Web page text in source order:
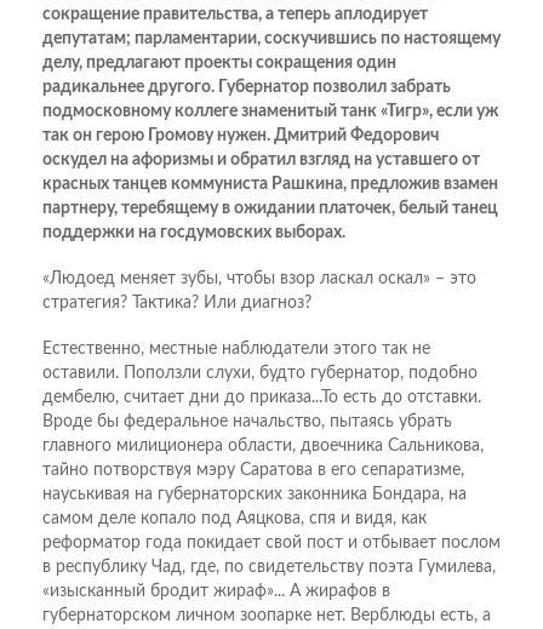
сокращение правительства, а теперь аплодирует
депутатам; парламентарии, соскучившись по настоящему
делу, предлагают проекты сокращения один
радикальнее другого. Губернатор позволил забрать
подмосковному коллеге знаменитый танк «Тигр», если уж
так он герою Громову нужен. Дмитрий Федорович
оскудел на афоризмы и обратил взгляд на уставшего от
красных танцев коммуниста Рашкина, предложив взамен
партнеру, теребящему в ожидании платочек, белый танец
поддержки на госдумовских выборах.
«Людоед меняет зубы, чтобы взор ласкал оскал» – это
стратегия? Тактика? Или диагноз?
Естественно, местные наблюдатели этого так не
оставили. Поползли слухи, будто губернатор, подобно
дембелю, считает дни до приказа...То есть до отставки.
Вроде бы федеральное начальство, пытаясь убрать
главного милиционера области, двоечника Сальникова,
тайно потворствуя мэру Саратова в его сепаратизме,
науськивая на губернаторских законника Бондара, на
самом деле копало под Аяцкова, спя и видя, как
реформатор года покидает свой пост и отбывает послом
в республику Чад, где, по свидетельству поэта Гумилева,
«изысканный бродит жираф»... А жирафов в
губернаторском личном зоопарке нет. Верблюды есть, а